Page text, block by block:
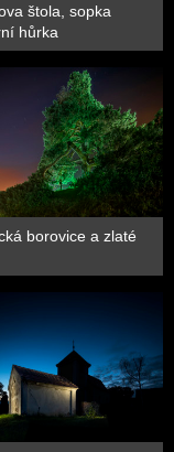
štola, sopka
hůrka
borovice a zlaté